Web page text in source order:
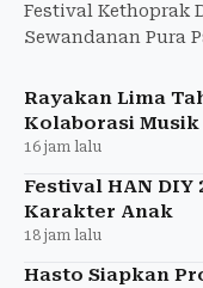
Festival Kethoprak
Sewandanan Pura
Rayakan Lima
Kolaborasi Musik
16 jam lalu
Festival HAN DIY
Karakter Anak
18 jam lalu
Hasto Siapkan